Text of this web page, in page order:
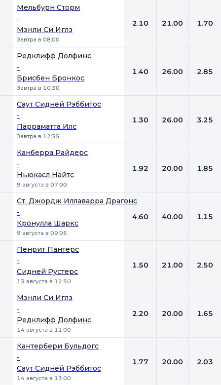
Мельбурн Сторм
-
Мэнли Си Иглз
Завтра в 08:00
2.10 21.00 1.70
Редклифф Долфинс
-
Брисбен Бронкос
Завтра в 10:30
1.40 26.00 2.85
Саут Сидней Рэббитос
-
Парраматта Илс
Завтра в 12:35
1.30 26.00 3.25
Канберра Райдерс
-
Ньюкасл Найтс
9 августа в 07:00
1.92 20.00 1.85
Ст. Джордж Иллаварра Драгонс
-
Кронулла Шаркс
9 августа в 09:05
4.60 40.00 1.15
Пенрит Пантерс
-
Сидней Рустерс
13 августа в 12:50
1.50 21.00 2.50
Мэнли Си Иглз
-
Редклифф Долфинс
14 августа в 11:00
2.20 20.00 1.65
Кантербери Бульдогс
-
Саут Сидней Рэббитос
14 августа в 13:00
1.77 20.00 2.03